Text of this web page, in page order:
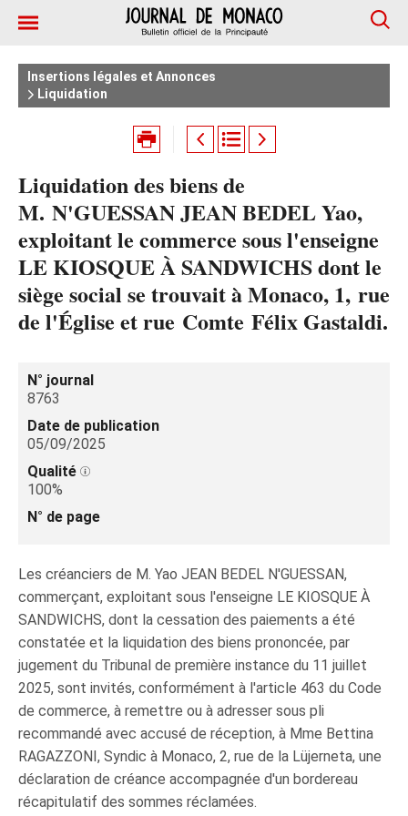
Insertions légales et Annonces
Liquidation
Liquidation des biens de
M. N'GUESSAN JEAN BEDEL Yao,
exploitant le commerce sous l'enseigne
LE KIOSQUE À SANDWICHS dont le
siège social se trouvait à Monaco, 1, rue
de l'Église et rue Comte Félix Gastaldi.
N° journal
8763
Date de publication
05/09/2025
Qualité
100%
N° de page
Les créanciers de M. Yao JEAN BEDEL N'GUESSAN,
commerçant, exploitant sous l'enseigne LE KIOSQUE À
SANDWICHS, dont la cessation des paiements a été
constatée et la liquidation des biens prononcée, par
jugement du Tribunal de première instance du 11 juillet
2025, sont invités, conformément à l'article 463 du Code
de commerce, à remettre ou à adresser sous pli
recommandé avec accusé de réception, à Mme Bettina
RAGAZZONI, Syndic à Monaco, 2, rue de la Lüjerneta, une
déclaration de créance accompagnée d'un bordereau
récapitulatif des sommes réclamées.